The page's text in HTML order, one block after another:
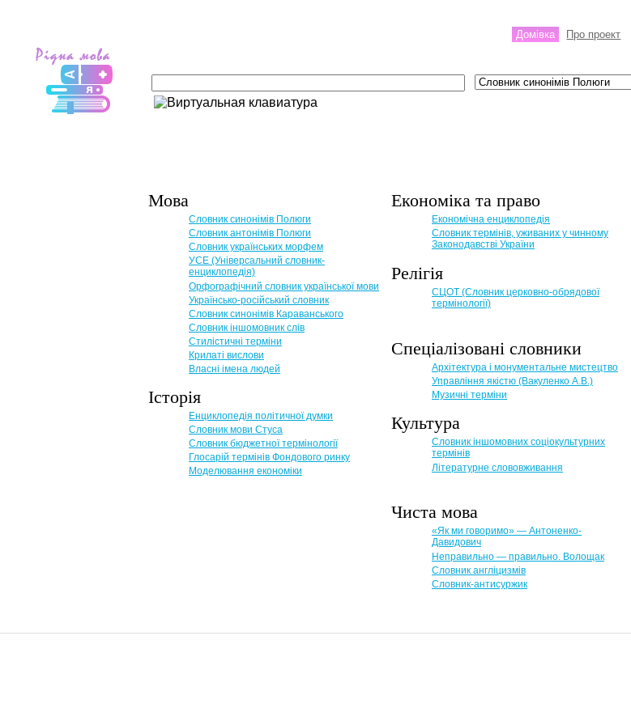
Домівка Про проект
Мова
Словник синонімів Полюги
Словник антонімів Полюги
Словник українських морфем
УСЕ (Універсальний словник-
енциклопедія)
Орфографічний словник української мови
Українсько-російський словник
Словник синонімів Караванського
Словник іншомовник слів
Стилістичні терміни
Крилаті вислови
Власні імена людей
Історія
Енциклопедія політичної думки
Словник мови Стуса
Словник бюджетної термінології
Глосарій термінів Фондового ринку
Моделювання економіки
Економіка та право
Eкономічна енциклопедія
Словник термінів, уживаних у чинному
Законодавстві України
Релігія
СЦОТ (Словник церковно-обрядової
термінології)
Спеціалізовані словники
Архітектура і монументальне мистецтво
Управління якістю (Вакуленко А.В.)
Музичні терміни
Культура
Словник іншомовних соціокультурних
термінів
Літературне слововживання
Чиста мова
«Як ми говоримо» — Антоненко-
Давидович
Неправильно — правильно. Волощак
Словник англіцизмів
Словник-антисуржик